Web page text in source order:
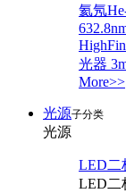
氦氖
光器
More>>
光源子分类
光源
LED二
LED二